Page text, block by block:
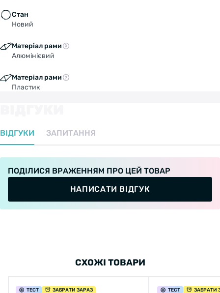
Стан
Новий
Матеріал рами
Алюмінієвий
Матеріал рами
Пластик
ВІДГУКИ ЗАПИТАННЯ
ПОДІЛИСЯ ВРАЖЕННЯМ ПРО ЦЕЙ ТОВАР
НАПИСАТИ ВІДГУК
СХОЖІ ТОВАРИ
ТЕСТ ЗАБРАТИ ЗАРАЗ ТЕСТ ЗАБРАТИ